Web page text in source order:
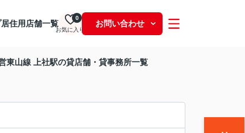
居住用店舗一覧
お気に入り
0
お問い合わせ
東山線 上社駅の貸店舗・貸事務所一覧